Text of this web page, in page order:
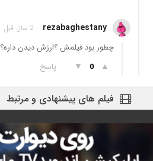
rezabaghestany 2 سال قبل
چطور بود فیلمش ؟ارزش دیدن داره؟
▲
0
▼ پاسخ
فیلم های پیشنهادی و مرتبط